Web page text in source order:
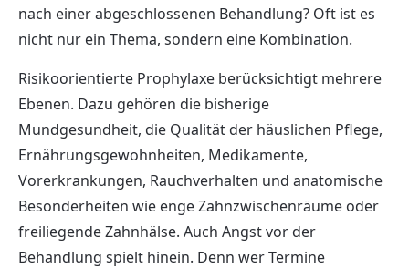
nach einer abgeschlossenen Behandlung? Oft ist es
nicht nur ein Thema, sondern eine Kombination.
Risikoorientierte Prophylaxe berücksichtigt mehrere
Ebenen. Dazu gehören die bisherige
Mundgesundheit, die Qualität der häuslichen Pflege,
Ernährungsgewohnheiten, Medikamente,
Vorerkrankungen, Rauchverhalten und anatomische
Besonderheiten wie enge Zahnzwischenräume oder
freiliegende Zahnhälse. Auch Angst vor der
Behandlung spielt hinein. Denn wer Termine